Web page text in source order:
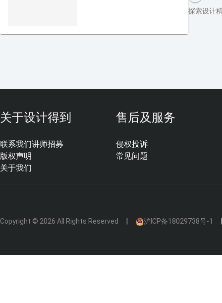
探索设计
关于设计得到
联系我们
版权声明
关于我们
讲师招募
售后及服务
侵权投诉
常见问题
Copyright © 2026 All Rights Reserved 沪ICP备18029738号-1